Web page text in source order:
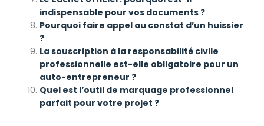
indispensable pour vos documents ?
Pourquoi faire appel au constat d’un huissier
?
La souscription à la responsabilité civile
professionnelle est-elle obligatoire pour un
auto-entrepreneur ?
Quel est l’outil de marquage professionnel
parfait pour votre projet ?